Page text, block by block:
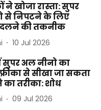
ने खोजा रास्ता: सुपर
से निपटने के लिए
की तकनीक
10 Jul 2026
सुपर अल नीनो का
से सीखा जा सकता
का तरीका: शोध
09 Jul 2026